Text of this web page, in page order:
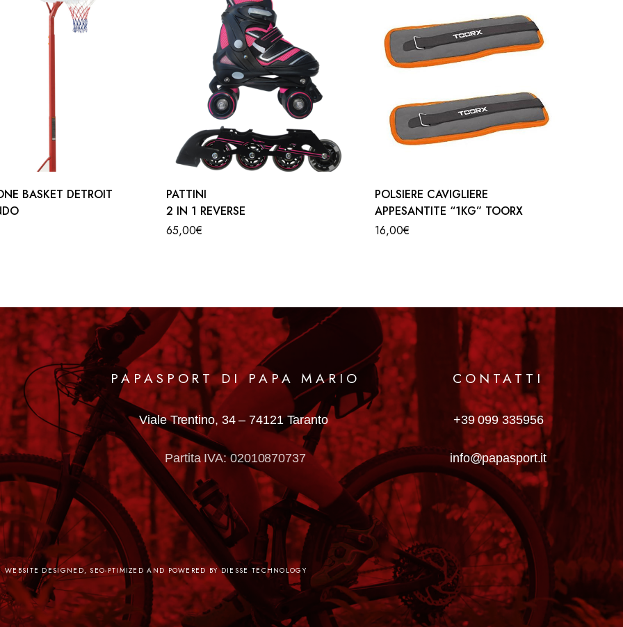
a iniezione
76 mm – con luci di sicurezza
BASKET DETROIT
PATTINI
2 IN 1 REVERSE
65,00€
POLSIERE CAVIGLIERE
APPESANTITE “1KG” TOORX
16,00€
PAPASPORT DI PAPA MARIO
Viale Trentino, 34 – 74121 Taranto
Partita IVA: 02010870737
CONTATTI
+39 099 335956
info@papasport.it
WEBSITE DESIGNED, SEO-PTIMIZED AND POWERED BY DIESSE TECHNOLOGY